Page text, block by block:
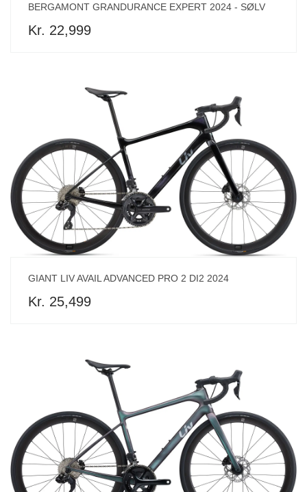
BERGAMONT GRANDURANCE EXPERT 2024 - SØLV
Kr. 22,999
GIANT LIV AVAIL ADVANCED PRO 2 DI2 2024
Kr. 25,499